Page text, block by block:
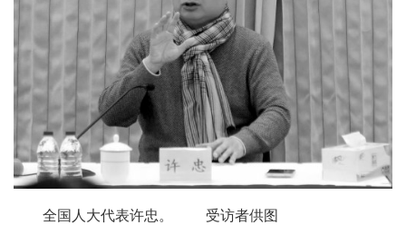
全国人大代表许忠。 受访者供图